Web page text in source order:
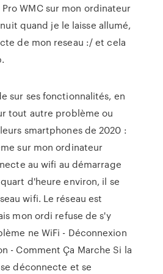
WMC sur mon ordinateur
quand je le laisse allumé,
de mon reseau :/ et cela
sur ses fonctionnalités, en
tout autre problème ou
smartphones de 2020 :
sur mon ordinateur
au wifi au démarrage
d'heure environ, il se
wifi. Le réseau est
mon ordi refuse de s'y
ne WiFi - Déconnexion
- Comment Ça Marche Si la
déconnecte et se